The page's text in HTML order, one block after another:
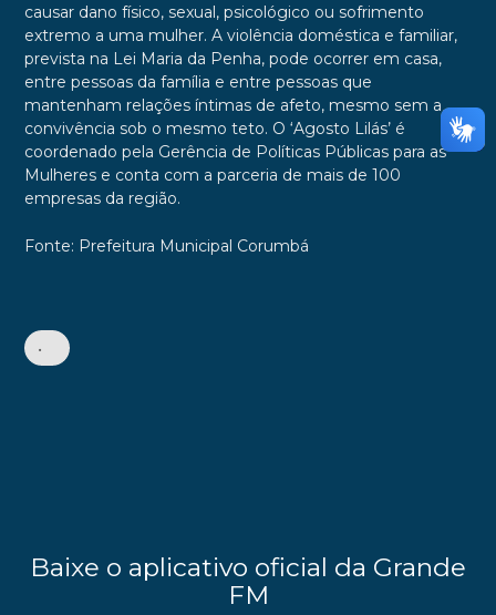
causar dano físico, sexual, psicológico ou sofrimento
extremo a uma mulher. A violência doméstica e familiar,
prevista na Lei Maria da Penha, pode ocorrer em casa,
entre pessoas da família e entre pessoas que
mantenham relações íntimas de afeto, mesmo sem a
convivência sob o mesmo teto. O ‘Agosto Lilás’ é
coordenado pela Gerência de Políticas Públicas para as
Mulheres e conta com a parceria de mais de 100
empresas da região.
Fonte: Prefeitura Municipal Corumbá
•
Baixe o aplicativo oficial da Grande
FM